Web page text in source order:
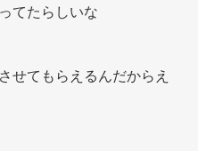
てたらしいな
せてもらえるんだからえ